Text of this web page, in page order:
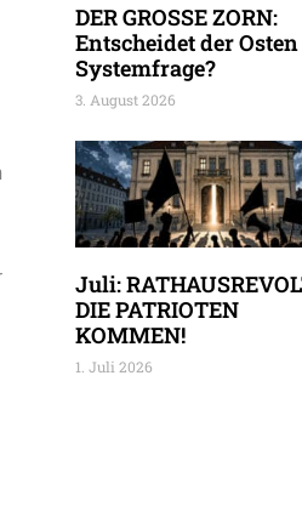
DER GROSSE ZORN:
Entscheidet der
Systemfrage?
3. August 2026
Juli:
DIE PATRIOTEN
KOMMEN!
1. Juli 2026